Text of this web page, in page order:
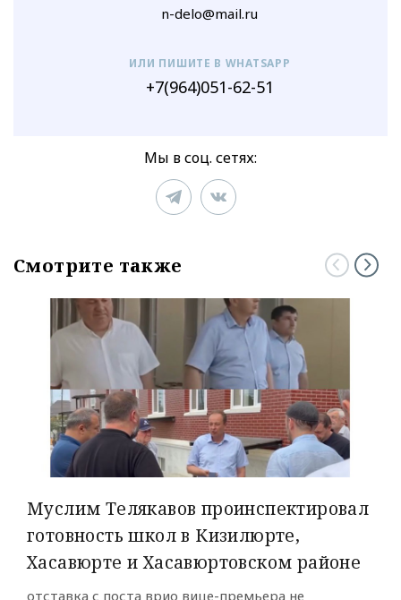
n-delo@mail.ru
ИЛИ ПИШИТЕ В WHATSAPP
+7(964)051-62-51
Мы в соц. сетях:
Смотрите также
Муслим Телякавов проинспектировал
готовность школ в Кизилюрте,
Хасавюрте и Хасавюртовском районе
отставка с поста врио вице-премьера не